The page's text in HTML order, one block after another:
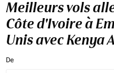
Meilleurs vols
Côte d'Ivoire à
Unis avec Kenya
De